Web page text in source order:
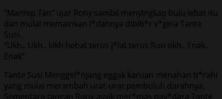
“Mantep Tan” ujar Rony sambil menyingkap bulu lebat itu
dan mulai memainkan l*dahnya dibib*r v*gina Tante
Susi.
“Ukh.. Ukh.. Ukh hebat terus j*lat terus Ron okh.. Enak..
Enak”
Tante Susi Menggel*njang eggak karuan menahan b*rahi
yang mulai merambah urat-urat pembuluh darahnya.
Sementara tangan Rony asyik mer*mas pay*dara Tante